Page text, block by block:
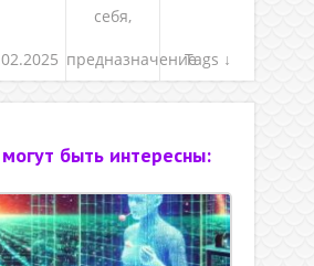
себя,
предназначениеTags ↓
быть интересны: